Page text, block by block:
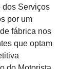
dos Serviços
por um
fábrica nos
que optam